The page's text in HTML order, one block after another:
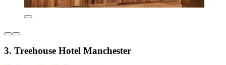
3. Treehouse Hotel Manchester